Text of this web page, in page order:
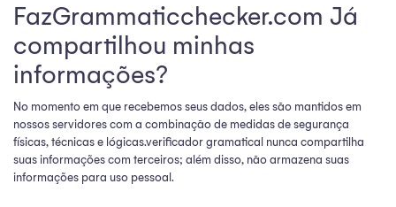
FazGrammaticchecker.com Já
compartilhou minhas
informações?
No momento em que recebemos seus dados, eles são mantidos em
nossos servidores com a combinação de medidas de segurança
físicas, técnicas e lógicas.verificador gramatical nunca compartilha
suas informações com terceiros; além disso, não armazena suas
informações para uso pessoal.